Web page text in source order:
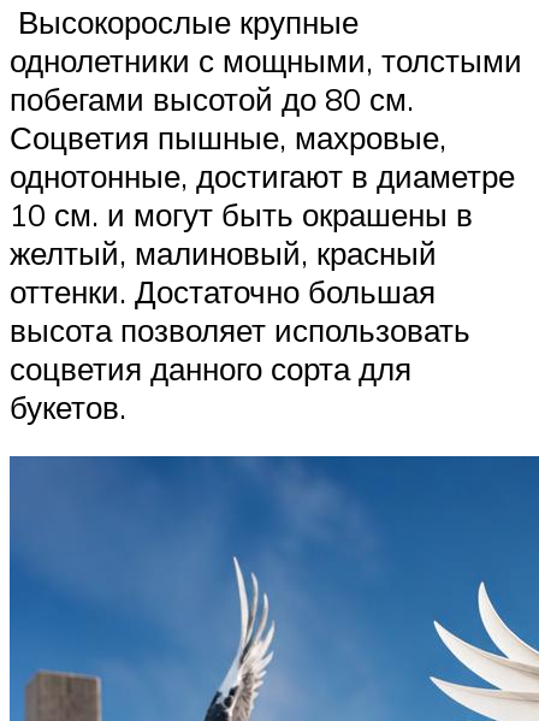
Высокорослые крупные
однолетники с мощными, толстыми
побегами высотой до 80 см.
Соцветия пышные, махровые,
однотонные, достигают в диаметре
10 см. и могут быть окрашены в
желтый, малиновый, красный
оттенки. Достаточно большая
высота позволяет использовать
соцветия данного сорта для
букетов.